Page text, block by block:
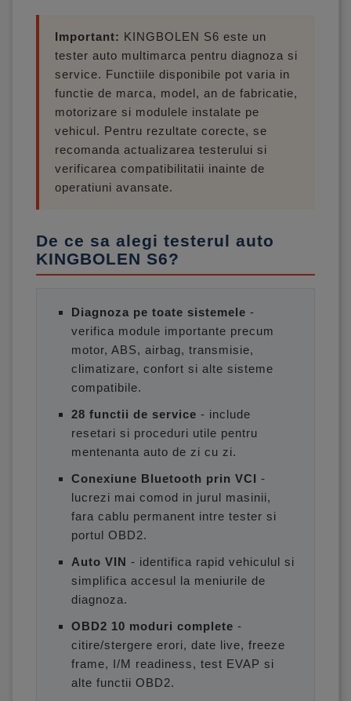
Important: KINGBOLEN S6 este un
tester auto multimarca pentru diagnoza si
service. Functiile disponibile pot varia in
functie de marca, model, an de fabricatie,
motorizare si modulele instalate pe
vehicul. Pentru rezultate corecte, se
recomanda actualizarea testerului si
verificarea compatibilitatii inainte de
operatiuni avansate.
De ce sa alegi testerul auto
KINGBOLEN S6?
Diagnoza pe toate sistemele -
verifica module importante precum
motor, ABS, airbag, transmisie,
climatizare, confort si alte sisteme
compatibile.
28 functii de service - include
resetari si proceduri utile pentru
mentenanta auto de zi cu zi.
Conexiune Bluetooth prin VCI -
lucrezi mai comod in jurul masinii,
fara cablu permanent intre tester si
portul OBD2.
Auto VIN - identifica rapid vehiculul si
simplifica accesul la meniurile de
diagnoza.
OBD2 10 moduri complete -
citire/stergere erori, date live, freeze
frame, I/M readiness, test EVAP si
alte functii OBD2.